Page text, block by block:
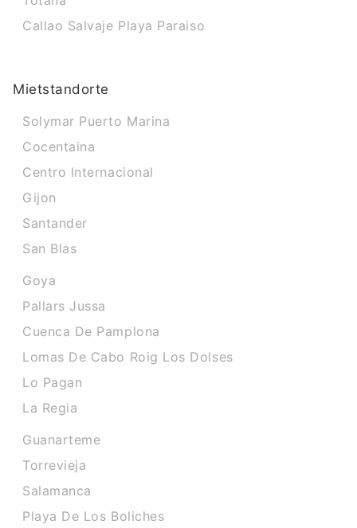
Callao Salvaje Playa Paraiso
Mietstandorte
Solymar Puerto Marina
Cocentaina
Centro Internacional
Gijon
Santander
San Blas
Goya
Pallars Jussa
Cuenca De Pamplona
Lomas De Cabo Roig Los Dolses
Lo Pagan
La Regia
Guanarteme
Torrevieja
Salamanca
Playa De Los Boliches